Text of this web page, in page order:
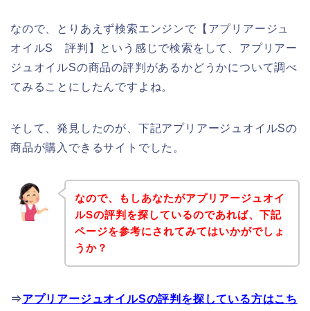
なので、とりあえず検索エンジンで【アプリアージュ
オイルS 評判】という感じで検索をして、アプリアー
ジュオイルSの商品の評判があるかどうかについて調べ
てみることにしたんですよね。
そして、発見したのが、下記アプリアージュオイルSの
商品が購入できるサイトでした。
なので、もしあなたがアプリアージュオイ
ルSの評判を探しているのであれば、下記
ページを参考にされてみてはいかがでしょ
うか？
⇒アプリアージュオイルSの評判を探している方はこち